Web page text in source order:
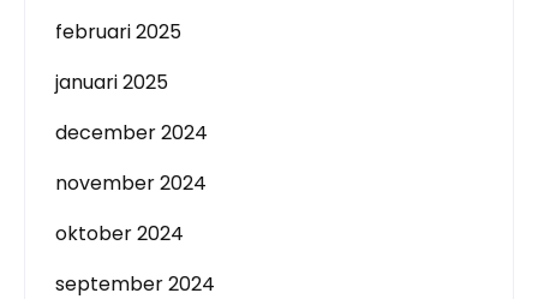
februari 2025
januari 2025
december 2024
november 2024
oktober 2024
september 2024